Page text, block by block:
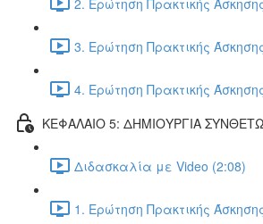
3. Ερώτηση Πρακτικής
4. Ερώτηση Πρακτικής
ΚΕΦΑΛΑΙΟ 5: ΔΗΜΙΟΥΡΓΙΑ
Διδασκαλία με Video (2:08)
1. Ερώτηση Πρακτικής